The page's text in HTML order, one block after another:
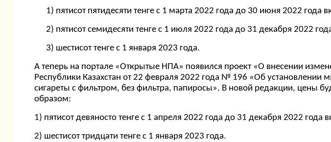
1) пятисот пятидесяти тенге с 1 марта 2022 года до 30 июня 2022 года
2) пятисот семидесяти тенге с 1 июля 2022 года до 31 декабря 2022
3) шестисот тенге с 1 января 2023 года.
А теперь на портале «Открытые НПА» появился проект «О внесении
Республики Казахстан от 22 февраля 2022 года № 196 «Об установлении
сигареты с фильтром, без фильтра, папиросы». В новой редакции, цены
образом:
1) пятисот девяносто тенге с 1 апреля 2022 года до 31 декабря 2022 года
2) шестисот тридцати тенге с 1 января 2023 года.